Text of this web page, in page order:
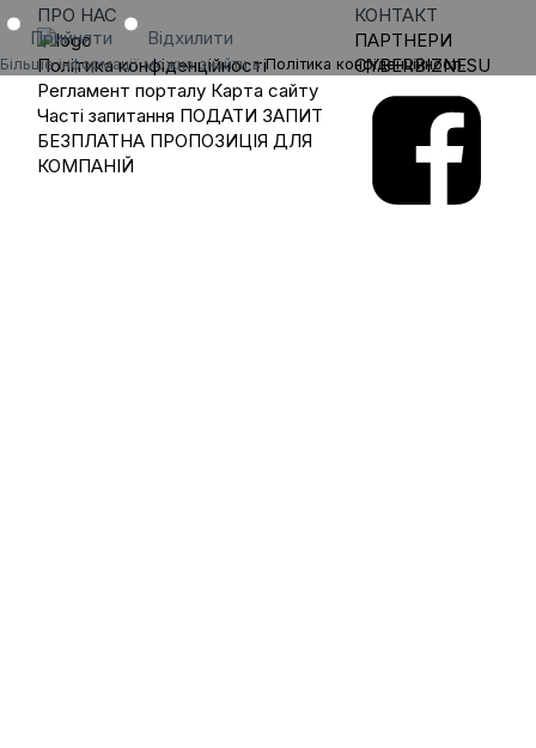
Прийняти Відхилити
Більше інформації можна знайти вПолітика конфіденційності.
ПРО НАС
Політика конфіденційності
Регламент порталу Карта сайту
Часті запитання ПОДАТИ ЗАПИТ
БЕЗПЛАТНА ПРОПОЗИЦІЯ ДЛЯ
КОМПАНІЙ
КОНТАКТ
ПАРТНЕРИ
CYBERBIZNESU